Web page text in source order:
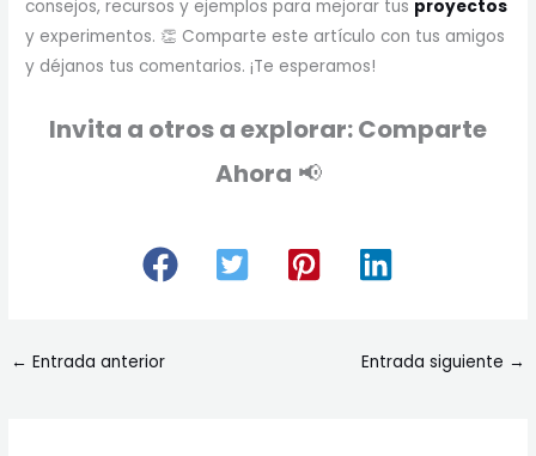
consejos, recursos y ejemplos para mejorar tus proyectos
y experimentos. 👏 Comparte este artículo con tus amigos
y déjanos tus comentarios. ¡Te esperamos!
Invita a otros a explorar: Comparte
Ahora 📢
← Entrada anterior Entrada siguiente →